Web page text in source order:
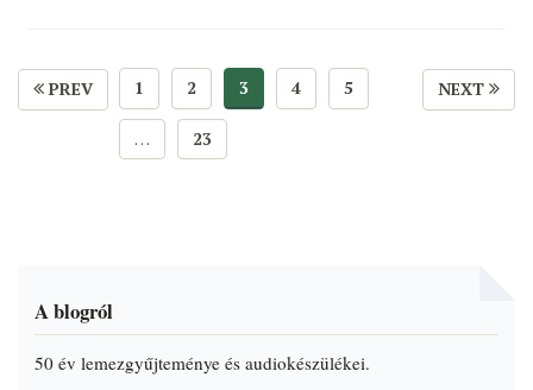
PREV 1 2 3 4 5
… 23
NEXT
A blogról
50 év lemezgyűjteménye és audiokészülékei.